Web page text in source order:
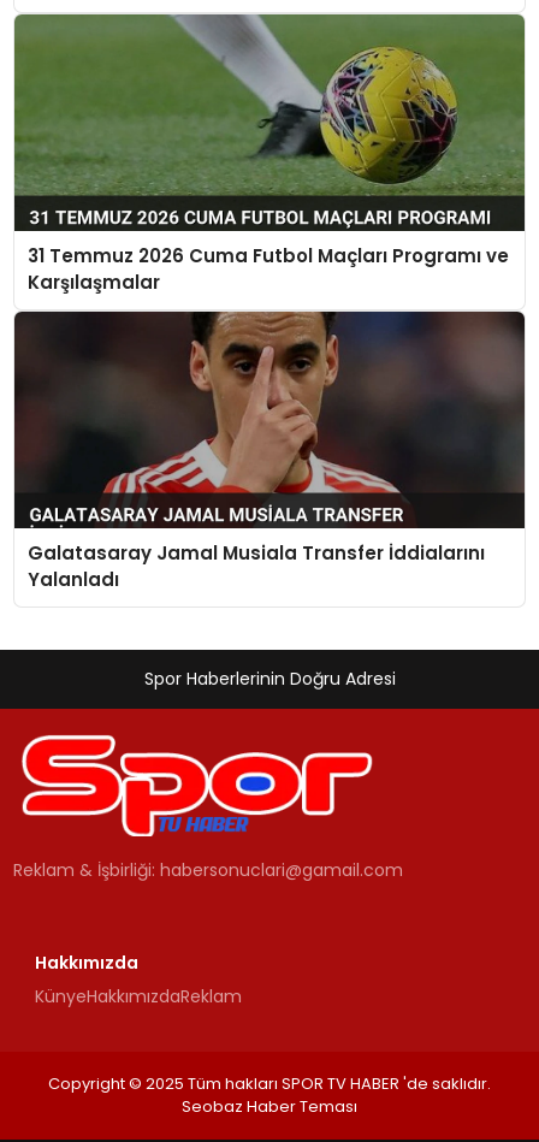
31 Temmuz 2026 Cuma Futbol Maçları Programı ve
Karşılaşmalar
Galatasaray Jamal Musiala Transfer İddialarını
Yalanladı
Spor Haberlerinin Doğru Adresi
Reklam & İşbirliği:habersonuclari@gamail.com
Hakkımızda
KünyeHakkımızdaReklam
Copyright © 2025 Tüm hakları SPOR TV HABER 'de saklıdır.
Seobaz Haber Teması